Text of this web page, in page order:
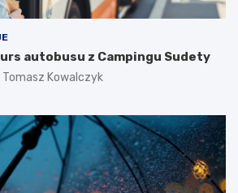
autobusu z Campingu Sudety
Tomasz Kowalczyk